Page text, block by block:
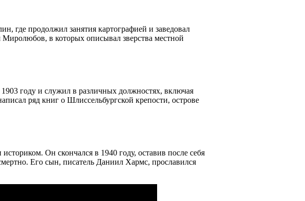
где продолжил занятия картографией и заведовал
в которых описывал зверства местной
году и служил в различных должностях, включая
ряд книг о Шлиссельбургской крепости, острове
Он скончался в 1940 году, оставив после себя
Его сын, писатель Даниил Хармс, прославился